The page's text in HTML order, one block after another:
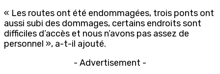
« Les routes ont été endommagées, trois ponts ont
aussi subi des dommages, certains endroits sont
difficiles d’accès et nous n’avons pas assez de
personnel », a-t-il ajouté.
- Advertisement -